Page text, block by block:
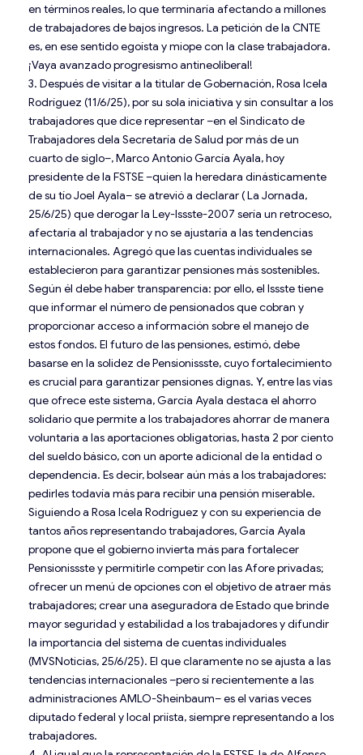
en términos reales, lo que terminaría afectando a millones
de trabajadores de bajos ingresos. La petición de la CNTE
es, en ese sentido egoísta y miope con la clase trabajadora.
¡Vaya avanzado progresismo antineoliberal!
3. Después de visitar a la titular de Gobernación, Rosa Icela
Rodríguez (11/6/25), por su sola iniciativa y sin consultar a los
trabajadores que dice representar –en el Sindicato de
Trabajadores dela Secretaría de Salud por más de un
cuarto de siglo–, Marco Antonio García Ayala, hoy
presidente de la FSTSE –quien la heredara dinásticamente
de su tío Joel Ayala– se atrevió a declarar ( La Jornada,
25/6/25) que derogar la Ley-Issste-2007 sería un retroceso,
afectaría al trabajador y no se ajustaría a las tendencias
internacionales. Agregó que las cuentas individuales se
establecieron para garantizar pensiones más sostenibles.
Según él debe haber transparencia: por ello, el Issste tiene
que informar el número de pensionados que cobran y
proporcionar acceso a información sobre el manejo de
estos fondos. El futuro de las pensiones, estimó, debe
basarse en la solidez de Pensionissste, cuyo fortalecimiento
es crucial para garantizar pensiones dignas. Y, entre las vías
que ofrece este sistema, García Ayala destaca el ahorro
solidario que permite a los trabajadores ahorrar de manera
voluntaria a las aportaciones obligatorias, hasta 2 por ciento
del sueldo básico, con un aporte adicional de la entidad o
dependencia. Es decir, bolsear aún más a los trabajadores:
pedirles todavía más para recibir una pensión miserable.
Siguiendo a Rosa Icela Rodríguez y con su experiencia de
tantos años representando trabajadores, García Ayala
propone que el gobierno invierta más para fortalecer
Pensionissste y permitirle competir con las Afore privadas;
ofrecer un menú de opciones con el objetivo de atraer más
trabajadores; crear una aseguradora de Estado que brinde
mayor seguridad y estabilidad a los trabajadores y difundir
la importancia del sistema de cuentas individuales
(MVSNoticias, 25/6/25). El que claramente no se ajusta a las
tendencias internacionales –pero sí recientemente a las
administraciones AMLO-Sheinbaum– es el varias veces
diputado federal y local priísta, siempre representando a los
trabajadores.